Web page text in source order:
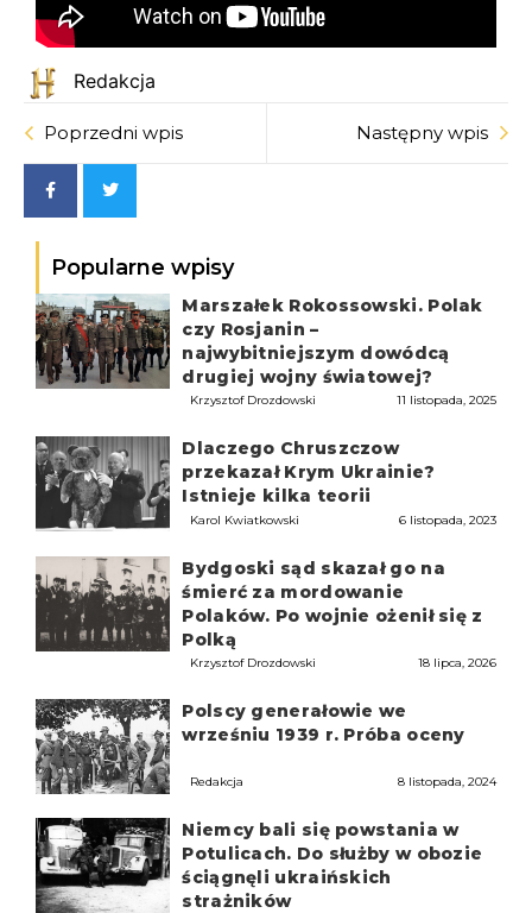
Redakcja
Poprzedni wpis Następny wpis
Popularne wpisy
Marszałek Rokossowski. Polak
czy Rosjanin –
najwybitniejszym dowódcą
drugiej wojny światowej?
Krzysztof Drozdowski 11 listopada, 2025
Dlaczego Chruszczow
przekazał Krym Ukrainie?
Istnieje kilka teorii
Karol Kwiatkowski 6 listopada, 2023
Bydgoski sąd skazał go na
śmierć za mordowanie
Polaków. Po wojnie ożenił się z
Polką
Krzysztof Drozdowski 18 lipca, 2026
Polscy generałowie we
wrześniu 1939 r. Próba oceny
Redakcja 8 listopada, 2024
Niemcy bali się powstania w
Potulicach. Do służby w obozie
ściągnęli ukraińskich
strażników